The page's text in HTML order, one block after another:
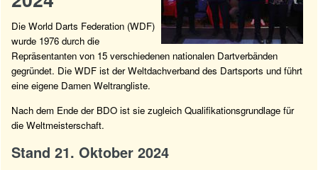
Die World Darts Federation (WDF)
wurde 1976 durch die
Repräsentanten von 15 verschiedenen nationalen Dartverbänden
gegründet. Die WDF ist der Weltdachverband des Dartsports und führt
eine eigene Damen Weltrangliste.
Nach dem Ende der BDO ist sie zugleich Qualifikationsgrundlage für
die Weltmeisterschaft.
Stand 21. Oktober 2024